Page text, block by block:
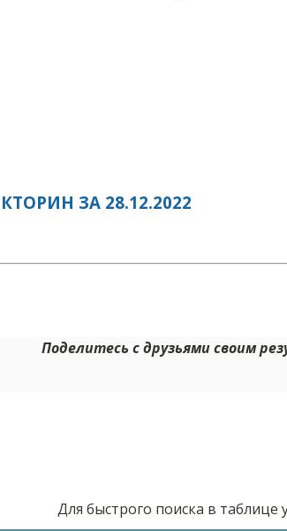
ЗА 28.12.2022
Поделитесь с друзьями своим
Для быстрого поиска в